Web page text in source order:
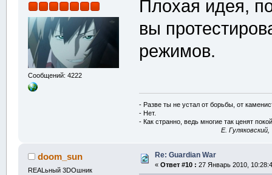
Сообщений: 4222
Плохая идея,
вы
режимов.
- Разве ты не устал от борьбы, от
- Нет.
- Как странно, ведь многие так ценят
E.
doom_sun
REALьный 3DOшник
Re: Guardian War
« Ответ #10 : 27 Январь 2010,